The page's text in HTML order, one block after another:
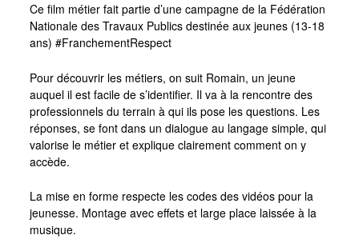
Ce film métier fait partie d’une campagne de la Fédération
Nationale des Travaux Publics destinée aux jeunes (13-18
ans) #FranchementRespect
Pour découvrir les métiers, on suit Romain, un jeune
auquel il est facile de s’identifier. Il va à la rencontre des
professionnels du terrain à qui ils pose les questions. Les
réponses, se font dans un dialogue au langage simple, qui
valorise le métier et explique clairement comment on y
accède.
La mise en forme respecte les codes des vidéos pour la
jeunesse. Montage avec effets et large place laissée à la
musique.